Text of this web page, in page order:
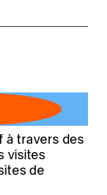
à travers des
visites
de